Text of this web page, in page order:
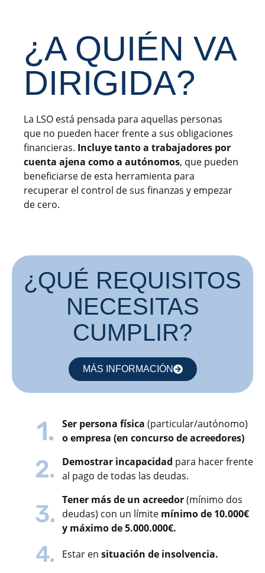
¿A QUIÉN VA
DIRIGIDA?
La LSO está pensada para aquellas personas
que no pueden hacer frente a sus obligaciones
financieras. Incluye tanto a trabajadores por
cuenta ajena como a autónomos, que pueden
beneficiarse de esta herramienta para
recuperar el control de sus finanzas y empezar
de cero.
¿QUÉ REQUISITOS
NECESITAS
CUMPLIR?​
MÁS INFORMACIÓN
Ser persona física (particular/autónomo)
o empresa (en concurso de acreedores)
Demostrar incapacidad para hacer frente
al pago de todas las deudas.
Tener más de un acreedor(mínimo dos
deudas) con un límite mínimo de 10.000€
y máximo de 5.000.000€.
Estar en situación de insolvencia.